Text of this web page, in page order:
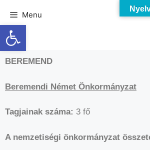
Eszköztár megnyitása
Menu
BEREMEND
Beremendi Német Önkormányzat
Tagjainak száma: 3 fő
A nemzetiségi önkormányzat